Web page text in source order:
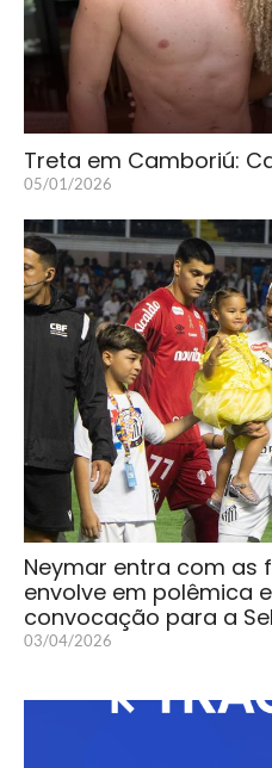
Treta em Camboriú:
05/01/2026
Neymar entra com as
envolve em polêmica
convocação para a
03/04/2026